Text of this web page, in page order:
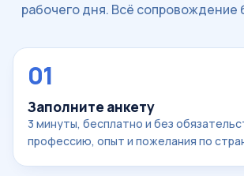
рабочего дня. Всё сопровождение
01
Заполните анкету
3 минуты, бесплатно и без
профессию, опыт и пожелания по